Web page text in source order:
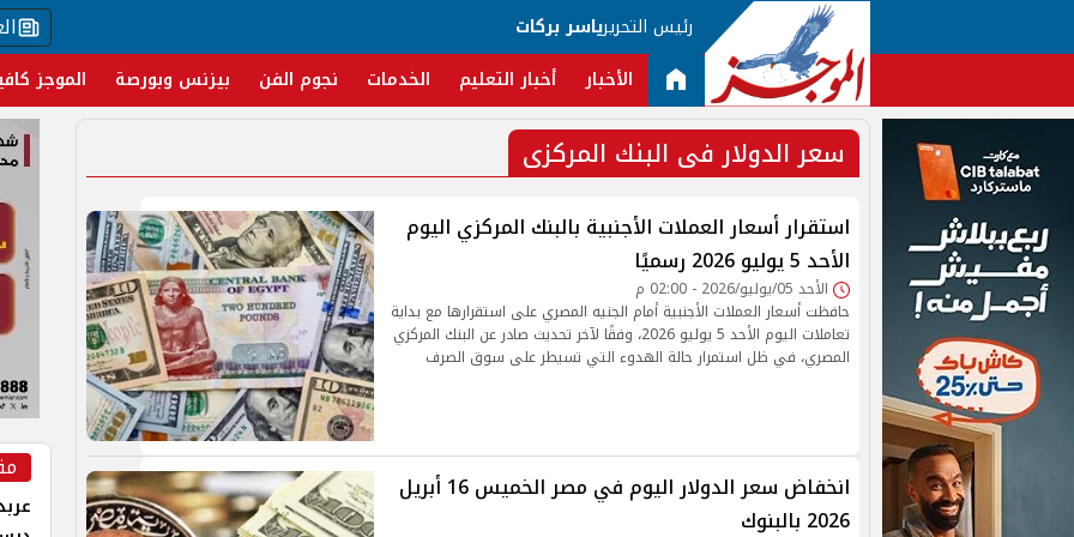
رئيس التحريرياسر بركات
الأخبار أخبار التعليم الخدمات نجوم الفن بيزنس وبورصة الموجز
سعر الدولار فى البنك المركزى
استقرار أسعار العملات الأجنبية بالبنك المركزي اليوم
الأحد 5 يوليو 2026 رسميًا
الأحد 05/يوليو/2026 - 02:00 م
حافظت أسعار العملات الأجنبية أمام الجنيه المصري على استقرارها مع بداية
تعاملات اليوم الأحد 5 يوليو 2026، وفقًا لآخر تحديث صادر عن البنك المركزي
المصري، في ظل استمرار حالة الهدوء التي تسيطر على سوق الصرف
انخفاض سعر الدولار اليوم في مصر الخميس 16 أبريل
2026 بالبنوك